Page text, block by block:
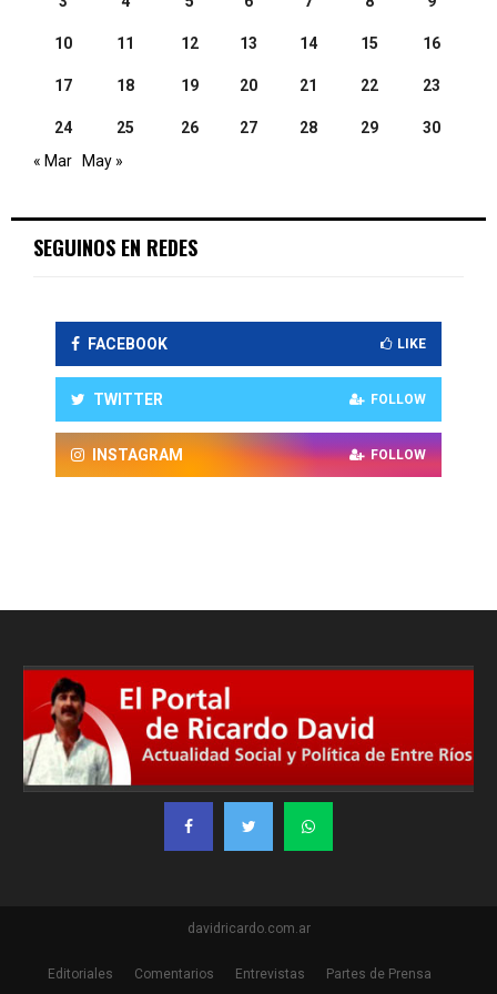
10 11 12 13 14 15 16
17 18 19 20 21 22 23
24 25 26 27 28 29
30
« Mar
May »
SEGUINOS EN REDES
FACEBOOK LIKE
TWITTER FOLLOW
INSTAGRAM FOLLOW
davidricardo.com.ar
Editoriales Comentarios Entrevistas Partes de Prensa